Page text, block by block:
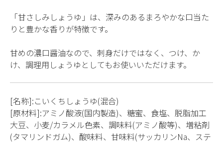
「甘さしみしょうゆ」は、深みのあるまろやかな口当た
りと豊かな香りが特徴です。
甘めの濃口醤油なので、刺身だけではなく、つけ、か
け、調理用しょうゆとしてもお使いいただけます。
[名称]:こいくちしょうゆ(混合)
[原材料]:アミノ酸液(国内製造)、糖蜜、食塩、脱脂加工
大豆、小麦/カラメル色素、調味料(アミノ酸等)、増粘剤
(タマリンドガム)、酸味料、甘味料(サッカリンNa、ステ